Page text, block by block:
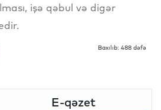
işə qəbul və digər
Baxılıb: 488 dəfə
E-qəzet